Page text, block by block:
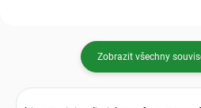
Zobrazit všechny